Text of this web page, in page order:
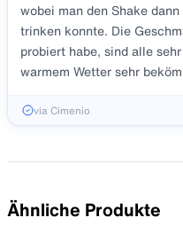
wobei man den Shake
trinken konnte. Die
probiert habe, sind alle
warmem Wetter sehr
via Cimenio
Ähnliche Produkte